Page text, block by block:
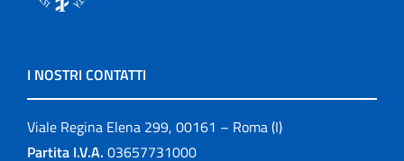
I NOSTRI CONTATTI
Viale Regina Elena 299, 00161 – Roma (I)
Partita I.V.A. 03657731000